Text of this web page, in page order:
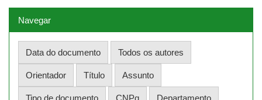
Navegar